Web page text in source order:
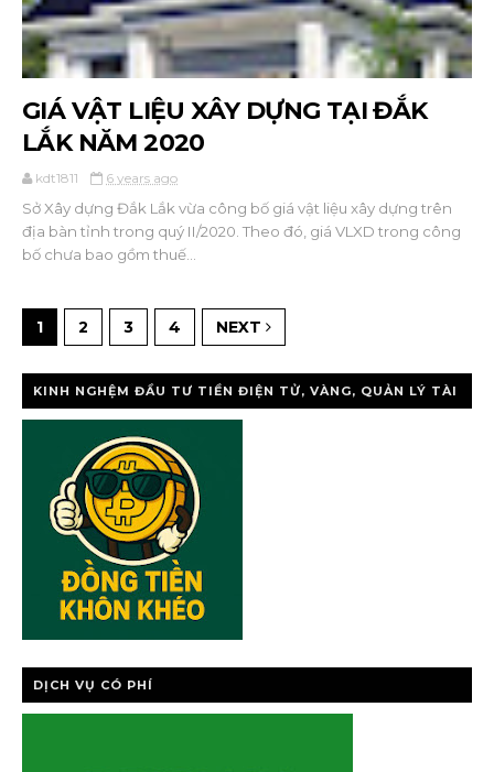
GIÁ VẬT LIỆU XÂY DỰNG TẠI ĐẮK
LẮK NĂM 2020
kdt1811 6 years ago
Sở Xây dựng Đắk Lắk vừa công bố giá vật liệu xây dựng trên
địa bàn tỉnh trong quý II/2020. Theo đó, giá VLXD trong công
bố chưa bao gồm thuế...
1 2 3 4 NEXT
KINH NGHỆM ĐẦU TƯ TIỀN ĐIỆN TỬ, VÀNG, QUẢN LÝ TÀI
DỊCH VỤ CÓ PHÍ